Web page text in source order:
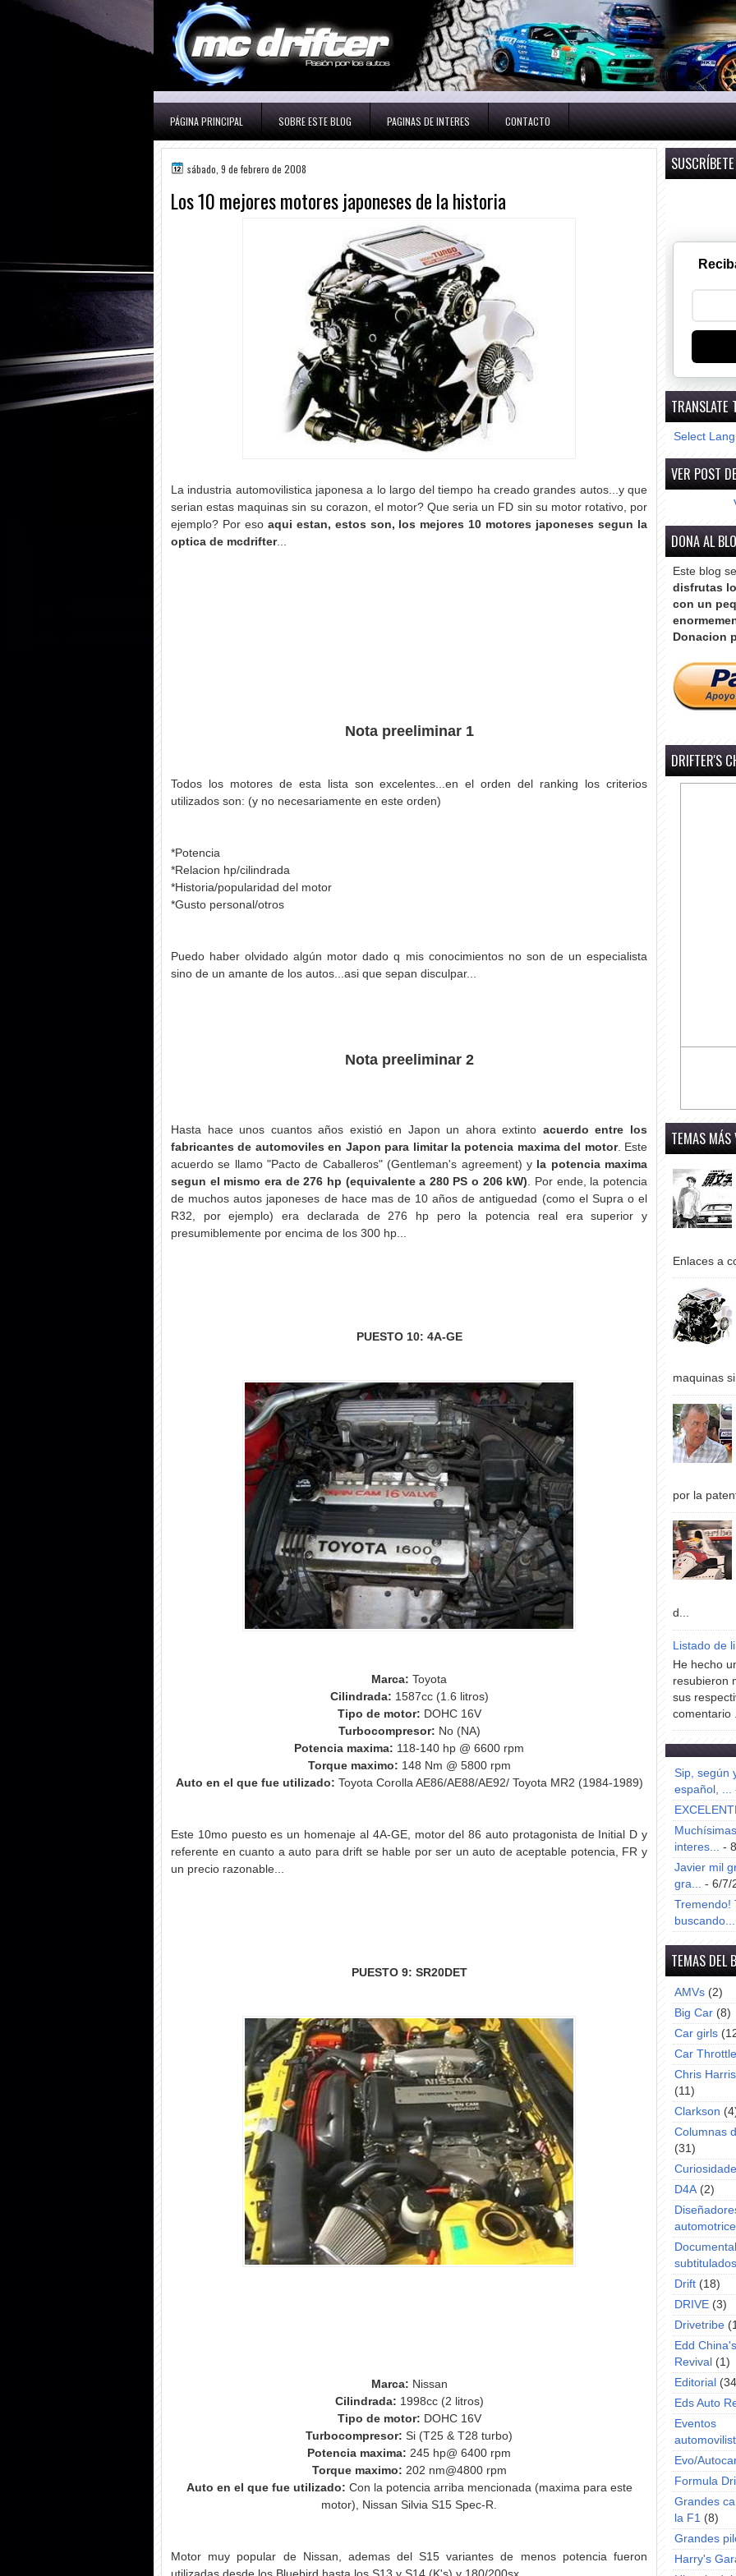
PÁGINA PRINCIPAL SOBRE ESTE BLOG PAGINAS DE INTERES CONTACTO
sábado, 9 de febrero de 2008
Los 10 mejores motores japoneses de la historia
La industria automovilistica japonesa a lo largo del tiempo ha creado grandes autos...y que
serian estas maquinas sin su corazon, el motor? Que seria un FD sin su motor rotativo, por
ejemplo? Por eso aqui estan, estos son, los mejores 10 motores japoneses segun la
optica de mcdrifter...
Nota preeliminar 1
Todos los motores de esta lista son excelentes...en el orden del ranking los criterios
utilizados son: (y no necesariamente en este orden)
*Potencia
*Relacion hp/cilindrada
*Historia/popularidad del motor
*Gusto personal/otros
Puedo haber olvidado algún motor dado q mis conocimientos no son de un especialista
sino de un amante de los autos...asi que sepan disculpar...
Nota preeliminar 2
Hasta hace unos cuantos años existió en Japon un ahora extinto acuerdo entre los
fabricantes de automoviles en Japon para limitar la potencia maxima del motor. Este
acuerdo se llamo "Pacto de Caballeros" (Gentleman's agreement) y la potencia maxima
segun el mismo era de 276 hp (equivalente a 280 PS o 206 kW) . Por ende, la potencia
de muchos autos japoneses de hace mas de 10 años de antiguedad (como el Supra o el
R32, por ejemplo) era declarada de 276 hp pero la potencia real era superior y
presumiblemente por encima de los 300 hp...
PUESTO 10: 4A-GE
Marca: Toyota
Cilindrada: 1587cc (1.6 litros)
Tipo de motor: DOHC 16V
Turbocompresor: No (NA)
Potencia maxima: 118-140 hp @ 6600 rpm
Torque maximo: 148 Nm @ 5800 rpm
Auto en el que fue utilizado: Toyota Corolla AE86/AE88/AE92/ Toyota MR2 (1984-1989)
Este 10mo puesto es un homenaje al 4A-GE, motor del 86 auto protagonista de Initial D y
referente en cuanto a auto para drift se hable por ser un auto de aceptable potencia, FR y
un precio razonable...
PUESTO 9: SR20DET
Marca: Nissan
Cilindrada: 1998cc (2 litros)
Tipo de motor: DOHC 16V
Turbocompresor: Si (T25 & T28 turbo)
Potencia maxima: 245 hp@ 6400 rpm
Torque maximo: 202 nm@4800 rpm
Auto en el que fue utilizado: Con la potencia arriba mencionada (maxima para este
motor), Nissan Silvia S15 Spec-R.
Motor muy popular de Nissan, ademas del S15 variantes de menos potencia fueron
TRANSLATE
Select
VER POST
DONA AL
Este blog
disfrutas
con un
Donacion
DRIFTER'S
TEMAS MÁS
Enlaces a
maquinas
por la
d...
Listado de
He hecho
resubieron
sus
comentario
Sip, según
español, ...
interes... -
Javier mil
gra... - 6/7/
Tremendo!
buscando...
TEMAS DEL
AMVs (2)
Big Car (8)
Car girls
Car Throttle
Chris
(11)
Clarkson
Columnas
(31)
D4A (2)
subtitulados
Drift (18)
DRIVE (3)
Drivetribe
Edd
Revival (1)
Editorial
Eds Auto
Eventos
Evo/
Formula
Grandes
la F1 (8)
Grandes
Harry's